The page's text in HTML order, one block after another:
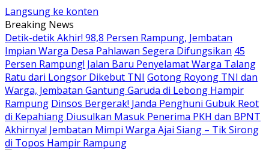
Langsung ke konten
Breaking News
Detik-detik Akhir! 98,8 Persen Rampung, Jembatan
Impian Warga Desa Pahlawan Segera Difungsikan 45
Persen Rampung! Jalan Baru Penyelamat Warga Talang
Ratu dari Longsor Dikebut TNI Gotong Royong TNI dan
Warga, Jembatan Gantung Garuda di Lebong Hampir
Rampung Dinsos Bergerak! Janda Penghuni Gubuk Reot
di Kepahiang Diusulkan Masuk Penerima PKH dan BPNT
Akhirnya! Jembatan Mimpi Warga Ajai Siang – Tik Sirong
di Topos Hampir Rampung